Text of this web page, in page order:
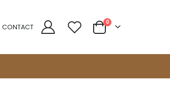
CONTACT
Cart
0producten